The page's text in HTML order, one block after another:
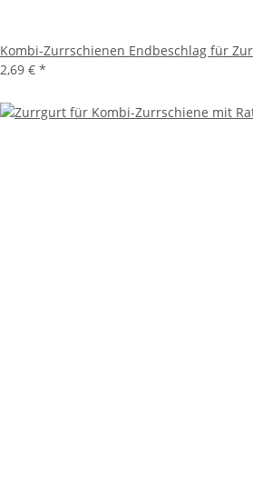
Kombi-Zurrschienen Endbeschlag für
2,69 € *